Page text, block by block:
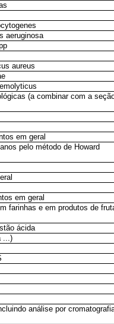
aeruginosa
aureus
(a combinar com a
em geral
pelo método de Howard
em geral
farinhas e em produtos de
ácida
...)
análise por